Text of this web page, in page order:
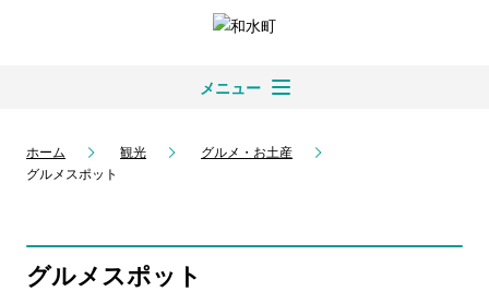
メニュー
ホーム 観光
グルメ・お土産
グルメスポット
グルメスポット